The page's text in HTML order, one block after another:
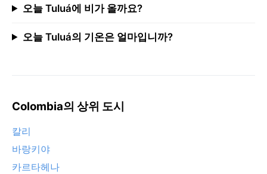
오늘 Tuluá에 비가 올까요?
오늘 Tuluá의 기온은 얼마입니까?
Colombia의 상위 도시
칼리
바랑키야
카르타헤나